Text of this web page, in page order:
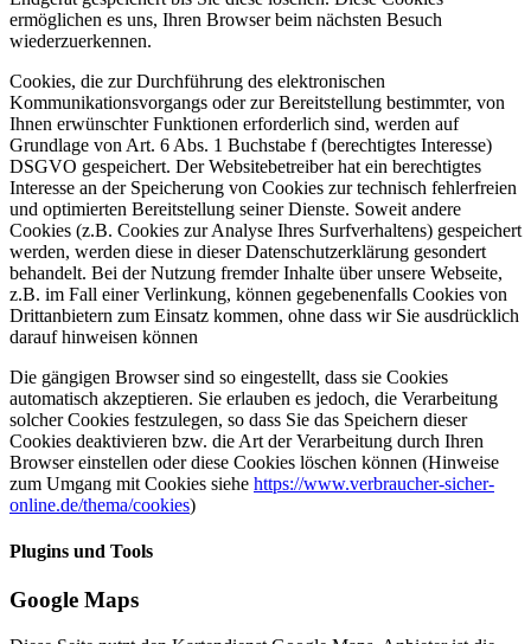
ermöglichen es uns, Ihren Browser beim nächsten Besuch
wiederzuerkennen.
Cookies, die zur Durchführung des elektronischen
Kommunikationsvorgangs oder zur Bereitstellung bestimmter, von
Ihnen erwünschter Funktionen erforderlich sind, werden auf
Grundlage von Art. 6 Abs. 1 Buchstabe f (berechtigtes Interesse)
DSGVO gespeichert. Der Websitebetreiber hat ein berechtigtes
Interesse an der Speicherung von Cookies zur technisch fehlerfreien
und optimierten Bereitstellung seiner Dienste. Soweit andere
Cookies (z.B. Cookies zur Analyse Ihres Surfverhaltens) gespeichert
werden, werden diese in dieser Datenschutzerklärung gesondert
behandelt. Bei der Nutzung fremder Inhalte über unsere Webseite,
z.B. im Fall einer Verlinkung, können gegebenenfalls Cookies von
Drittanbietern zum Einsatz kommen, ohne dass wir Sie ausdrücklich
darauf hinweisen können
Die gängigen Browser sind so eingestellt, dass sie Cookies
automatisch akzeptieren. Sie erlauben es jedoch, die Verarbeitung
solcher Cookies festzulegen, so dass Sie das Speichern dieser
Cookies deaktivieren bzw. die Art der Verarbeitung durch Ihren
Browser einstellen oder diese Cookies löschen können (Hinweise
zum Umgang mit Cookies siehe https://www.verbraucher-sicher-
online.de/thema/cookies)
Plugins und Tools
Google Maps